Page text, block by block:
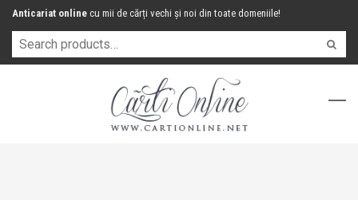
Anticariat online cu mii de cărți vechi și noi din toate domeniile!